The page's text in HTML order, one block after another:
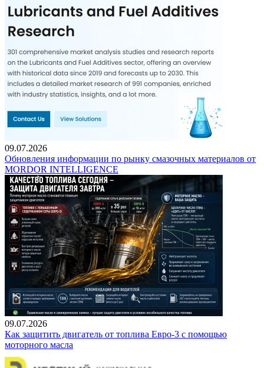
09.07.2026
Обновления информации по рынку смазочных материалов от
MORDOR INTELLIGENCE
09.07.2026
Как защитить двигатель от топлива Евро-3 с помощью
моторного масла